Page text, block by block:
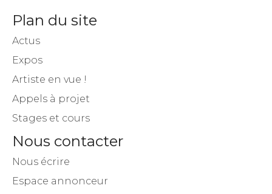
Plan du site
Actus
Expos
Artiste en vue !
Appels à projet
Stages et cours
Nous contacter
Nous écrire
Espace annonceur